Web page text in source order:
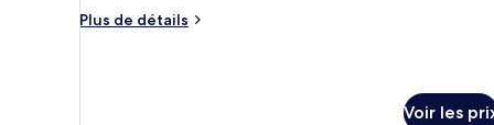
chambre :
Plus de détails
Plus
Voir les